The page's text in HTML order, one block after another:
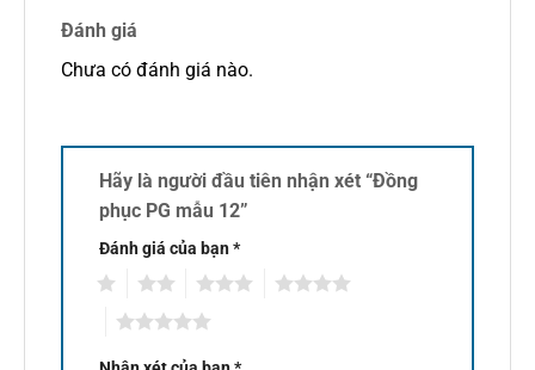
Đánh giá
Chưa có đánh giá nào.
Hãy là người đầu tiên nhận xét “Đồng
phục PG mẫu 12”
Đánh giá của bạn*